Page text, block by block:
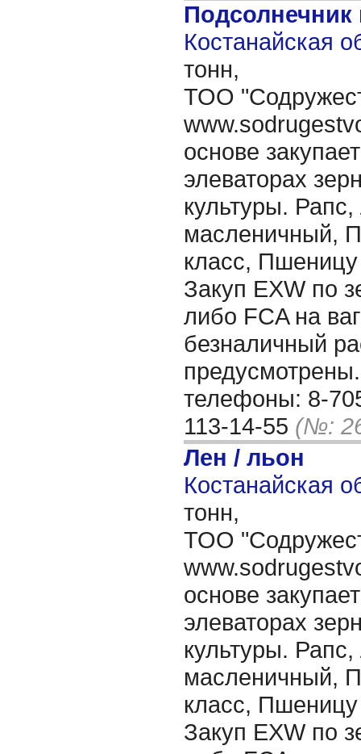
Костанайская
тонн,
ТОО
основе
элеваторах
культуры.
масленичный,
класс,
Закуп EXW по
либо FCA на
безналичный
телефоны: 8-
113-14-55 (№:
Лен / льон
Костанайская
тонн,
ТОО
основе
элеваторах
культуры.
масленичный,
класс,
Закуп EXW по